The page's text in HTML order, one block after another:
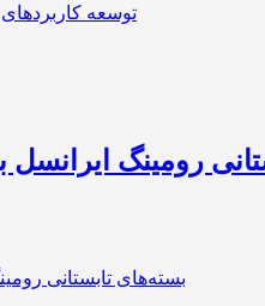
توسعه
رومینگ